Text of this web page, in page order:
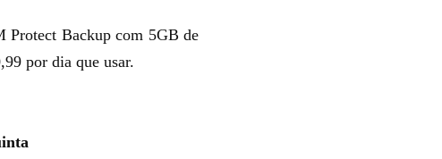
Protect Backupcom 5GB de
por dia que usar.